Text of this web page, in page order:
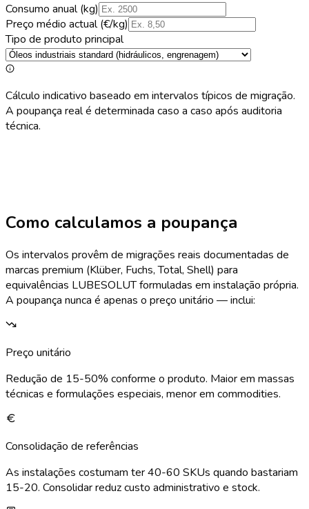
Consumo anual (kg)
Preço médio actual (€/kg)
Tipo de produto principal
Cálculo indicativo baseado em intervalos típicos de migração.
A poupança real é determinada caso a caso após auditoria
técnica.
Como calculamos a poupança
Os intervalos provêm de migrações reais documentadas de
marcas premium (Klüber, Fuchs, Total, Shell) para
equivalências LUBESOLUT formuladas em instalação própria.
A poupança nunca é apenas o preço unitário — inclui:
Preço unitário
Redução de 15-50% conforme o produto. Maior em massas
técnicas e formulações especiais, menor em commodities.
Consolidação de referências
As instalações costumam ter 40-60 SKUs quando bastariam
15-20. Consolidar reduz custo administrativo e stock.